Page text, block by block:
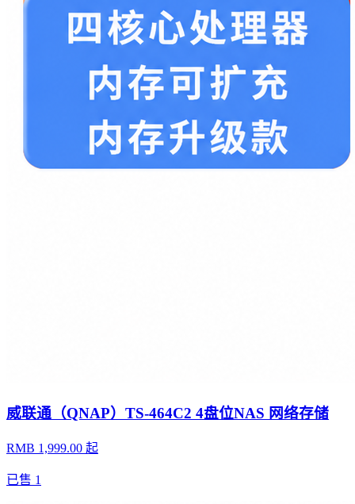
威联通（QNAP）TS-464C2 4盘位NAS 网络存储
RMB 1,999.00 起
已售 1